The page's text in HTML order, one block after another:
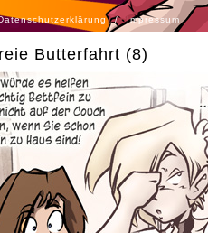
/ Impressum
Butterfahrt (8)